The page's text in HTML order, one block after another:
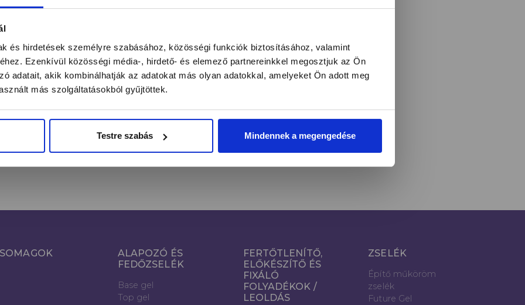
és hirdetések személyre szabásához, közösségi funkciók biztosításához, valamint
Ezenkívül közösségi média-, hirdető- és elemező partnereinkkel megosztjuk az Ön
adatait, akik kombinálhatják az adatokat más olyan adatokkal, amelyeket Ön adott meg
más szolgáltatásokból gyűjtöttek.
Testre szabás Mindennek a megengedése
alatt a legújabb körmös hírekről, kedvezményekről és újdonságokról!
Email cím* FELIRATKOZOM
Kijelentem, hogy a hozzájárulásomat önkéntesen, az Adatkezelési
szerinti megfelelő tájékoztatás birtokában teszem
ALAPOZÓ ÉS
FEDŐZSELÉK
Base gel
Top gel
FERTŐTLENÍTŐ,
ELŐKÉSZÍTŐ ÉS
FIXÁLÓ
FOLYADÉKOK /
LEOLDÁS
ZSELÉK
Építő műköröm
zselék
Future Gel